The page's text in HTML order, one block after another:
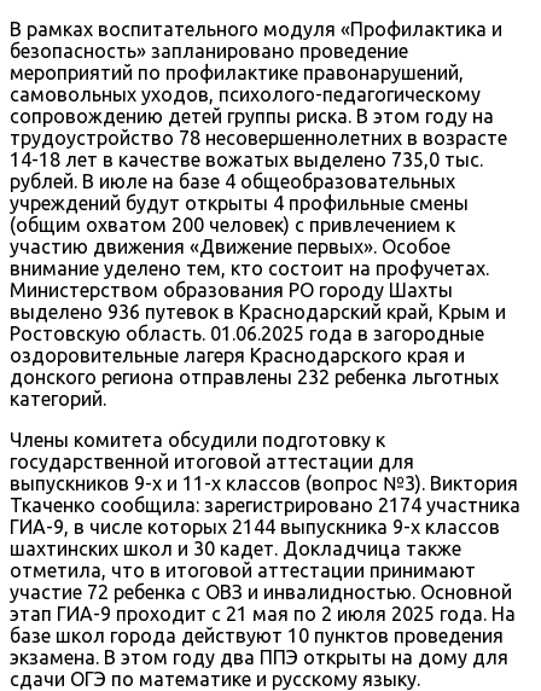
В рамках воспитательного модуля «Профилактика и
безопасность» запланировано проведение
мероприятий по профилактике правонарушений,
самовольных уходов, психолого-педагогическому
сопровождению детей группы риска. В этом году на
трудоустройство 78 несовершеннолетних в возрасте
14-18 лет в качестве вожатых выделено 735,0 тыс.
рублей. В июле на базе 4 общеобразовательных
учреждений будут открыты 4 профильные смены
(общим охватом 200 человек) с привлечением к
участию движения «Движение первых». Особое
внимание уделено тем, кто состоит на профучетах.
Министерством образования РО городу Шахты
выделено 936 путевок в Краснодарский край, Крым и
Ростовскую область. 01.06.2025 года в загородные
оздоровительные лагеря Краснодарского края и
донского региона отправлены 232 ребенка льготных
категорий.
Члены комитета обсудили подготовку к
государственной итоговой аттестации для
выпускников 9-х и 11-х классов (вопрос №3). Виктория
Ткаченко сообщила: зарегистрировано 2174 участника
ГИА-9, в числе которых 2144 выпускника 9-х классов
шахтинских школ и 30 кадет. Докладчица также
отметила, что в итоговой аттестации принимают
участие 72 ребенка с ОВЗ и инвалидностью. Основной
этап ГИА-9 проходит с 21 мая по 2 июля 2025 года. На
базе школ города действуют 10 пунктов проведения
экзамена. В этом году два ППЭ открыты на дому для
сдачи ОГЭ по математике и русскому языку.